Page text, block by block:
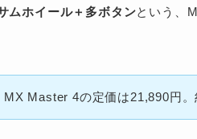
ムホイール＋多ボタンという、
MX Master 4の定価は21,890円